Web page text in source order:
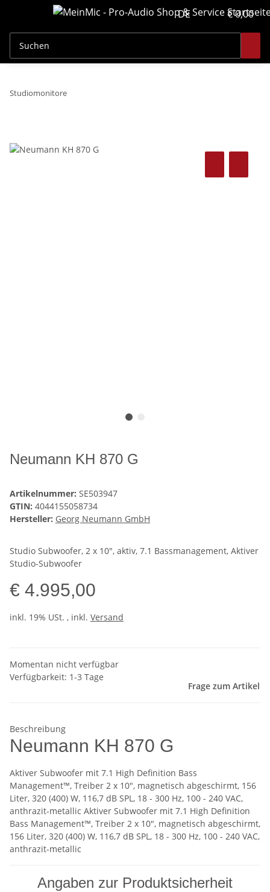
DE € 0,00
Studiomonitore
Neumann KH 870 G
Artikelnummer: SE503947
GTIN: 4044155058734
Hersteller: Georg Neumann GmbH
Studio Subwoofer, 2 x 10", aktiv, 7.1 Bassmanagement, Aktiver
Studio-Subwoofer
€ 4.995,00
inkl. 19% USt. , inkl. Versand
Momentan nicht verfügbar
Verfügbarkeit: 1-3 Tage
Frage zum Artikel
Beschreibung
Neumann KH 870 G
Aktiver Subwoofer mit 7.1 High Definition Bass
Management™, Treiber 2 x 10", magnetisch abgeschirmt, 156
Liter, 320 (400) W, 116,7 dB SPL, 18 - 300 Hz, 100 - 240 VAC,
anthrazit-metallic Aktiver Subwoofer mit 7.1 High Definition
Bass Management™, Treiber 2 x 10", magnetisch abgeschirmt,
156 Liter, 320 (400) W, 116,7 dB SPL, 18 - 300 Hz, 100 - 240 VAC,
anthrazit-metallic
Angaben zur Produktsicherheit